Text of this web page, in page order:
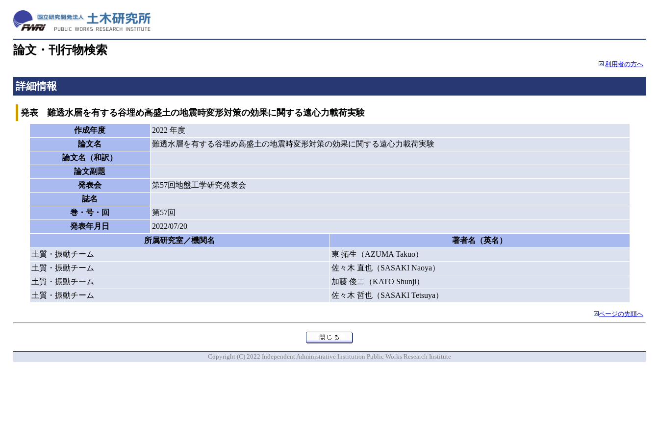
論文・刊行物検索
利用者の方へ
詳細情報
発表 難透水層を有する谷埋め高盛土の地震時変形対策の効果に関する遠心力載荷実験
作成年度
2022 年度
論文名
難透水層を有する谷埋め高盛土の地震時変形対策の効果に関する遠心力載荷実験
論文名（和訳）
論文副題
発表会
第57回地盤工学研究発表会
誌名
巻・号・回
第57回
発表年月日
2022/07/20
所属研究室／機関名
著者名（英名）
土質・振動チーム
東 拓生（AZUMA Takuo）
土質・振動チーム
佐々木 直也（SASAKI Naoya）
土質・振動チーム
加藤 俊二（KATO Shunji）
土質・振動チーム
佐々木 哲也（SASAKI Tetsuya）
ページの先頭へ
Copyright (C) 2022 Independent Administrative Institution Public Works Research Institute